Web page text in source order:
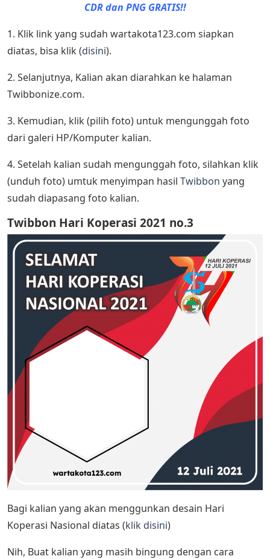
CDR dan PNG GRATIS!!
1. Klik link yang sudah wartakota123.com siapkan
diatas, bisa klik (disini).
2. Selanjutnya, Kalian akan diarahkan ke halaman
Twibbonize.com.
3. Kemudian, klik (pilih foto) untuk mengunggah foto
dari galeri HP/Komputer kalian.
4. Setelah kalian sudah mengunggah foto, silahkan klik
(unduh foto) umtuk menyimpan hasil Twibbon yang
sudah diapasang foto kalian.
Twibbon Hari Koperasi 2021 no.3
Bagi kalian yang akan menggunkan desain Hari
Koperasi Nasional diatas (klik disini)
Nih, Buat kalian yang masih bingung dengan cara